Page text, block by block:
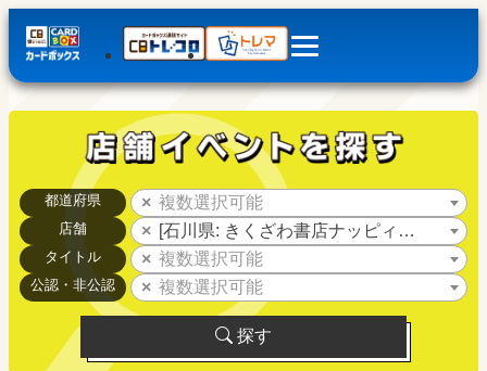
都道府県 複数選択可能
店舗 [石川県: きくざわ書店ナッピィモール店]
タイトル 複数選択可能
公認・非公認 複数選択可能
探す